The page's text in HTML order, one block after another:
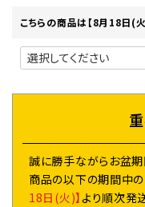
)
こちらの商品は【8月18日(
誠に勝手ながらお盆期
商品の以下の期間中の
18日(火)】 より順次発